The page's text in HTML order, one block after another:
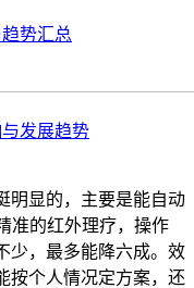
势汇总
发展趋势
明显的，主要是能自动
准的红外理疗，操作
少，最多能降六成。效
按个人情况定方案，还